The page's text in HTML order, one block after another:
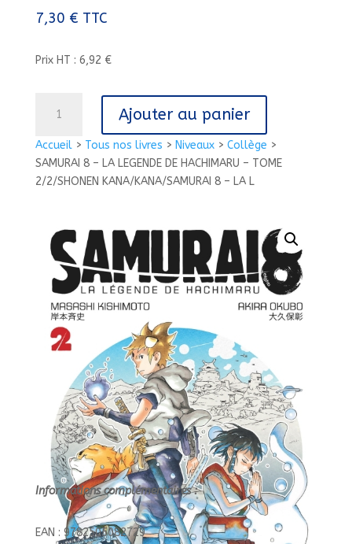
Accueil> Tous nos livres > Niveaux> Collège >
SAMURAI 8 – LA LEGENDE DE HACHIMARU – TOME
2/2/SHONEN KANA/KANA/SAMURAI 8 – LA L
7,30 € TTC
Prix HT : 6,92 €
SAMURAI
8
-
HACHIMARU
TOME
2/2/SHONEN
KANA/KANA/SAMURAI
Ajouter au panier
Informations complémentaires :
EAN : 9782505082729